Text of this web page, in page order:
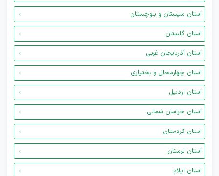
استان سیستان و بلوچستان
استان گلستان
استان آذربایجان غربی
استان چهارمحال و بختیاری
استان اردبیل
استان خراسان شمالی
استان کردستان
استان لرستان
استان ایلام